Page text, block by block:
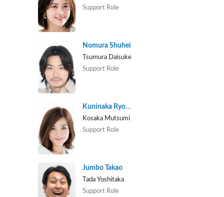
Support Role
Nomura Shuhei
Tsumura Daisuke
Support Role
Kuninaka Ryoko
Kosaka Mutsumi
Support Role
Jumbo Takao
Tada Yoshitaka
Support Role